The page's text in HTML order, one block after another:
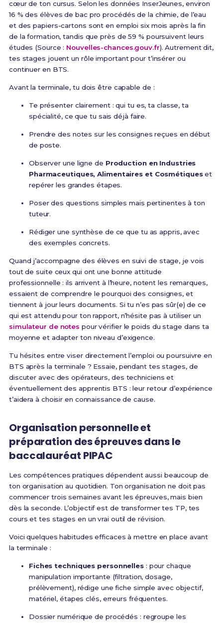
cœur de ton cursus. Selon les données InserJeunes, environ
16 % des élèves de bac pro procédés de la chimie, de l’eau
et des papiers-cartons sont en emploi six mois après la fin
de la formation, tandis que près de 59 % poursuivent leurs
études (Source : Nouvelles-chances.gouv.fr). Autrement dit,
tes stages jouent un rôle important pour t’insérer ou
continuer en BTS.
Avant la terminale, tu dois être capable de :
Te présenter clairement : qui tu es, ta classe, ta
spécialité, ce que tu sais déjà faire.
Prendre des notes sur les consignes reçues en début
de poste.
Observer une ligne de Production en Industries
Pharmaceutiques, Alimentaires et Cosmétiqueset
repérer les grandes étapes.
Poser des questions simples mais pertinentes à ton
tuteur.
Rédiger une synthèse de ce que tu as appris, avec
des exemples concrets.
Quand j’accompagne des élèves en suivi de stage, je vois
tout de suite ceux qui ont une bonne attitude
professionnelle : ils arrivent à l’heure, notent les remarques,
essaient de comprendre le pourquoi des consignes, et
tiennent à jour leurs documents. Si tu n’es pas sûr(e) de ce
qui est attendu pour ton rapport, n’hésite pas à utiliser un
simulateur de notes pour vérifier le poids du stage dans ta
moyenne et adapter ton niveau d’exigence.
Tu hésites entre viser directement l’emploi ou poursuivre en
BTS après la terminale ? Essaie, pendant tes stages, de
discuter avec des opérateurs, des techniciens et
éventuellement des apprentis BTS : leur retour d’expérience
t’aidera à choisir en connaissance de cause.
Organisation personnelle et
préparation des épreuves dans le
baccalauréat PIPAC
Les compétences pratiques dépendent aussi beaucoup de
ton organisation au quotidien. Ton organisation ne doit pas
commencer trois semaines avant les épreuves, mais bien
dès la seconde. L’objectif est de transformer tes TP, tes
cours et tes stages en un vrai outil de révision.
Voici quelques habitudes efficaces à mettre en place avant
la terminale :
Fiches techniques personnelles: pour chaque
manipulation importante (filtration, dosage,
prélèvement), rédige une fiche simple avec objectif,
matériel, étapes clés, erreurs fréquentes.
Dossier numérique de procédés : regroupe les